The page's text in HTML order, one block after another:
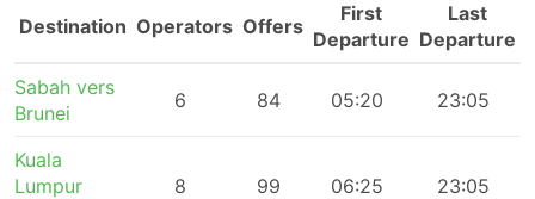
Destination Operators Offers
First
Departure
Last
Departure
Sabah vers
Brunei
6 84 05:20 23:05
Kuala
Lumpur
8 99 06:25 23:05